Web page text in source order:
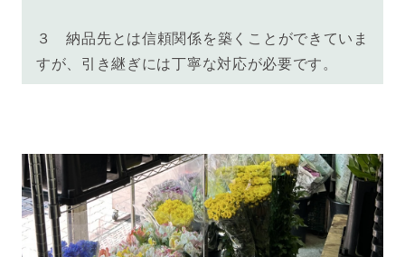
３ 納品先とは信頼関係を築くことができていま
すが、引き継ぎには丁寧な対応が必要です。